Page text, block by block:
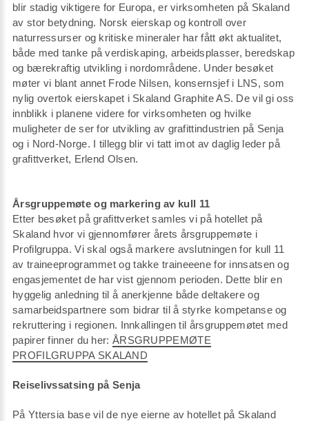
blir stadig viktigere for Europa, er virksomheten på Skaland
av stor betydning. Norsk eierskap og kontroll over
naturressurser og kritiske mineraler har fått økt aktualitet,
både med tanke på verdiskaping, arbeidsplasser, beredskap
og bærekraftig utvikling i nordområdene. Under besøket
møter vi blant annet Frode Nilsen, konsernsjef i LNS, som
nylig overtok eierskapet i Skaland Graphite AS. De vil gi oss
innblikk i planene videre for virksomheten og hvilke
muligheter de ser for utvikling av grafittindustrien på Senja
og i Nord-Norge. I tillegg blir vi tatt imot av daglig leder på
grafittverket, Erlend Olsen.
Årsgruppemøte og markering av kull 11
Etter besøket på grafittverket samles vi på hotellet på
Skaland hvor vi gjennomfører årets årsgruppemøte i
Profilgruppa. Vi skal også markere avslutningen for kull 11
av traineeprogrammet og takke traineeene for innsatsen og
engasjementet de har vist gjennom perioden. Dette blir en
hyggelig anledning til å anerkjenne både deltakere og
samarbeidspartnere som bidrar til å styrke kompetanse og
rekruttering i regionen. Innkallingen til årsgruppemøtet med
papirer finner du her: ÅRSGRUPPEMØTE
PROFILGRUPPA SKALAND
Reiselivssatsing på Senja
På Yttersia base vil de nye eierne av hotellet på Skaland